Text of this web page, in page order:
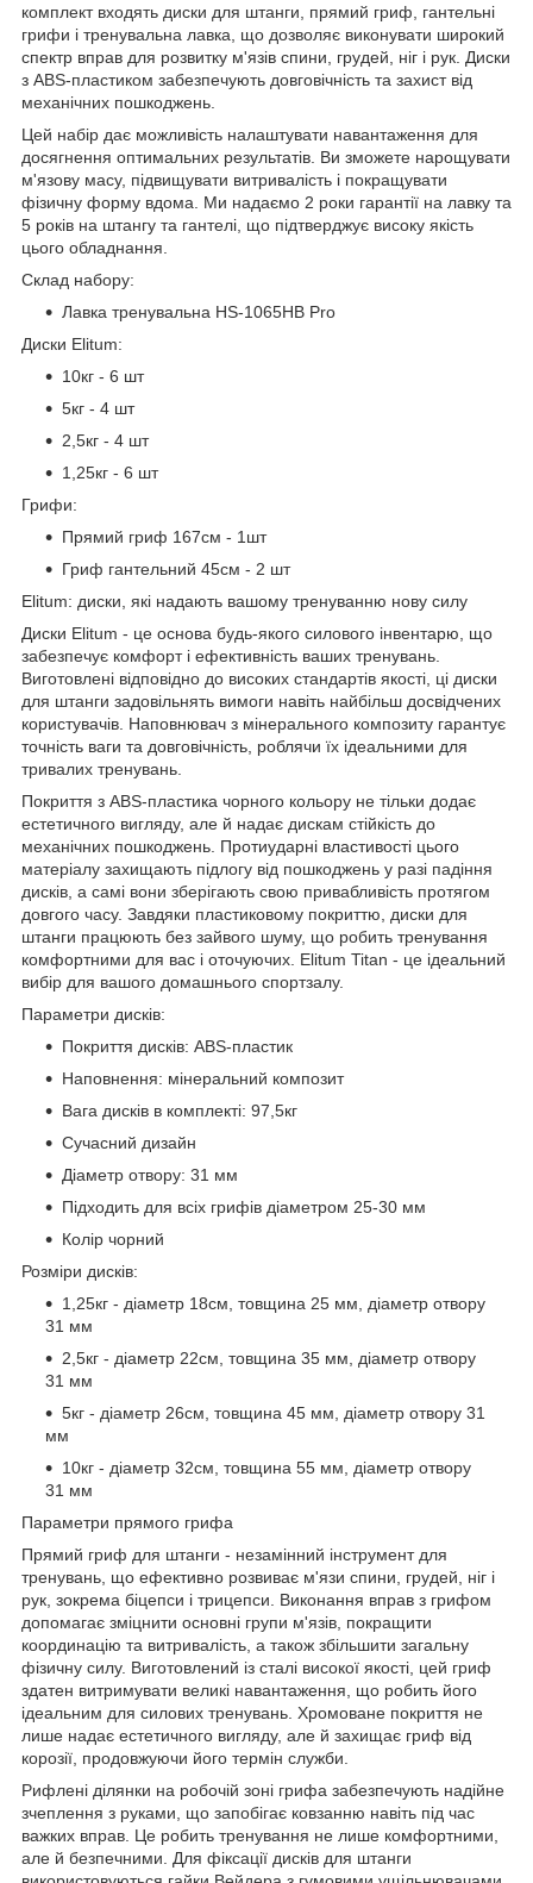
комплект входять диски для штанги, прямий гриф, гантельні
грифи і тренувальна лавка, що дозволяє виконувати широкий
спектр вправ для розвитку м'язів спини, грудей, ніг і рук. Диски
з ABS-пластиком забезпечують довговічність та захист від
механічних пошкоджень.
Цей набір дає можливість налаштувати навантаження для
досягнення оптимальних результатів. Ви зможете нарощувати
м'язову масу, підвищувати витривалість і покращувати
фізичну форму вдома. Ми надаємо 2 роки гарантії на лавку та
5 років на штангу та гантелі, що підтверджує високу якість
цього обладнання.
Склад набору:
Лавка тренувальна HS-1065HB Pro
Диски Elitum:
10кг - 6 шт
5кг - 4 шт
2,5кг - 4 шт
1,25кг - 6 шт
Грифи:
Прямий гриф 167см - 1шт
Гриф гантельний 45см - 2 шт
Elitum: диски, які надають вашому тренуванню нову силу
Диски Elitum - це основа будь-якого силового інвентарю, що
забезпечує комфорт і ефективність ваших тренувань.
Виготовлені відповідно до високих стандартів якості, ці диски
для штанги задовільнять вимоги навіть найбільш досвідчених
користувачів. Наповнювач з мінерального композиту гарантує
точність ваги та довговічність, роблячи їх ідеальними для
тривалих тренувань.
Покриття з ABS-пластика чорного кольору не тільки додає
естетичного вигляду, але й надає дискам стійкість до
механічних пошкоджень. Протиударні властивості цього
матеріалу захищають підлогу від пошкоджень у разі падіння
дисків, а самі вони зберігають свою привабливість протягом
довгого часу. Завдяки пластиковому покриттю, диски для
штанги працюють без зайвого шуму, що робить тренування
комфортними для вас і оточуючих. Elitum Titan - це ідеальний
вибір для вашого домашнього спортзалу.
Параметри дисків:
Покриття дисків: ABS-пластик
Наповнення: мінеральний композит
Вага дисків в комплекті: 97,5кг
Сучасний дизайн
Діаметр отвору: 31 мм
Підходить для всіх грифів діаметром 25-30 мм
Колір чорний
Розміри дисків:
1,25кг - діаметр 18см, товщина 25 мм, діаметр отвору
31 мм
2,5кг - діаметр 22см, товщина 35 мм, діаметр отвору
31 мм
5кг - діаметр 26см, товщина 45 мм, діаметр отвору 31
мм
10кг - діаметр 32см, товщина 55 мм, діаметр отвору
31 мм
Параметри прямого грифа
Прямий гриф для штанги - незамінний інструмент для
тренувань, що ефективно розвиває м'язи спини, грудей, ніг і
рук, зокрема біцепси і трицепси. Виконання вправ з грифом
допомагає зміцнити основні групи м'язів, покращити
координацію та витривалість, а також збільшити загальну
фізичну силу. Виготовлений із сталі високої якості, цей гриф
здатен витримувати великі навантаження, що робить його
ідеальним для силових тренувань. Хромоване покриття не
лише надає естетичного вигляду, але й захищає гриф від
корозії, продовжуючи його термін служби.
Рифлені ділянки на робочій зоні грифа забезпечують надійне
зчеплення з руками, що запобігає ковзанню навіть під час
важких вправ. Це робить тренування не лише комфортними,
але й безпечними. Для фіксації дисків для штанги